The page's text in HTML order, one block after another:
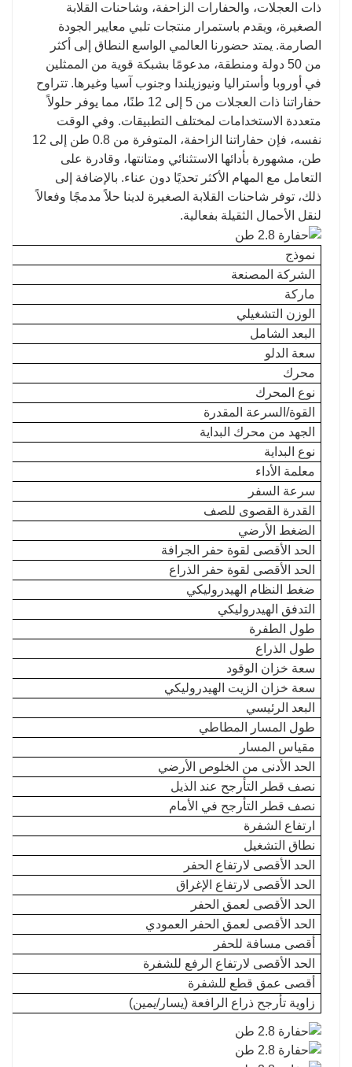
ذات العجلات، والحفارات الزاحفة، وشاحنات القلابة
الصغيرة، ويقدم باستمرار منتجات تلبي معايير الجودة
الصارمة. يمتد حضورنا العالمي الواسع النطاق إلى أكثر
من 50 دولة ومنطقة، مدعومًا بشبكة قوية من الممثلين
في أوروبا وأستراليا ونيوزيلندا وجنوب آسيا وغيرها. تتراوح
حفاراتنا ذات العجلات من 5 إلى 12 طنًا، مما يوفر حلولاً
متعددة الاستخدامات لمختلف التطبيقات. وفي الوقت
نفسه، فإن حفاراتنا الزاحفة، المتوفرة من 0.8 طن إلى 12
طن، مشهورة بأدائها الاستثنائي ومتانتها، وقادرة على
التعامل مع المهام الأكثر تحديًا دون عناء. بالإضافة إلى
ذلك، توفر شاحنات القلابة الصغيرة لدينا حلاً مدمجًا وفعالاً
لنقل الأحمال الثقيلة بفعالية.
نموذج
الشركة المصنعة
ماركة
الوزن التشغيلي
البعد الشامل
سعة الدلو
محرك
نوع المحرك
القوة/السرعة المقدرة
الجهد من محرك البداية
نوع البداية
معلمة الأداء
سرعة السفر
القدرة القصوى للصف
الضغط الأرضي
الحد الأقصى لقوة حفر الجرافة
الحد الأقصى لقوة حفر الذراع
ضغط النظام الهيدروليكي
التدفق الهيدروليكي
طول الطفرة
طول الذراع
سعة خزان الوقود
سعة خزان الزيت الهيدروليكي
البعد الرئيسي
طول المسار المطاطي
مقياس المسار
الحد الأدنى من الخلوص الأرضي
نصف قطر التأرجح عند الذيل
نصف قطر التأرجح في الأمام
ارتفاع الشفرة
نطاق التشغيل
الحد الأقصى لارتفاع الحفر
الحد الأقصى لارتفاع الإغراق
الحد الأقصى لعمق الحفر
الحد الأقصى لعمق الحفر العمودي
أقصى مسافة للحفر
الحد الأقصى لارتفاع الرفع للشفرة
أقصى عمق قطع للشفرة
زاوية تأرجح ذراع الرافعة (يسار/يمين)